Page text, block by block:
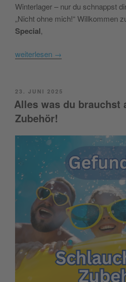
Winterlager – nur du schnappst
„Nicht ohne mich!“ Willkommen
Special,
weiterlesen →
POSTED
ON
23. JUNI 2025
Alles was du brauchst
Zubehör!